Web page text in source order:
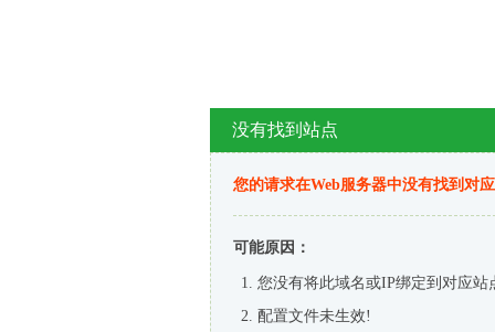
没有找到站点
您的请求在Web服务器中没有找到对
可能原因：
您没有将此域名或IP绑定到对应站
配置文件未生效!